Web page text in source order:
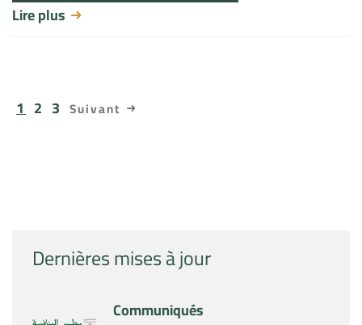
Dernières mises à jour
Communiqués
Lire plus
1 2 3 Suivant